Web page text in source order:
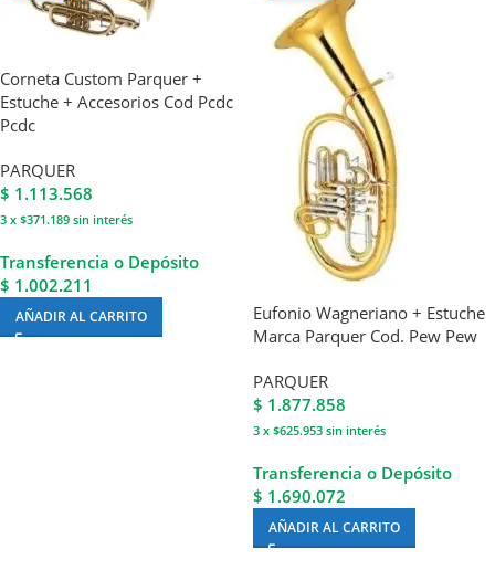
Corneta Custom Parquer +
Estuche + Accesorios Cod Pcdc
Pcdc
PARQUER
$ 1.113.568
3 x $371.189 sin interés
Transferencia o Depósito
$ 1.002.211
AÑADIR AL CARRITO
Eufonio Wagneriano + Estuche
Marca Parquer Cod. Pew Pew
PARQUER
$ 1.877.858
3 x $625.953 sin interés
Transferencia o Depósito
$ 1.690.072
AÑADIR AL CARRITO